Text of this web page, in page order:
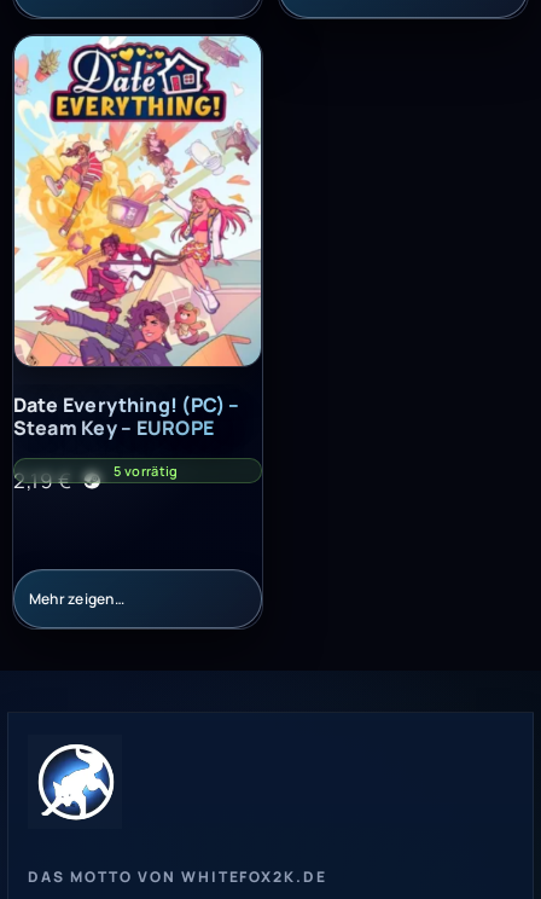
Date Everything! (PC) – Steam Key – EUROPE
Date Everything! (PC) –
Steam Key – EUROPE
2,19€ 5 vorrätig
Mehr zeigen…
DAS MOTTO VON WHITEFOX2K.DE